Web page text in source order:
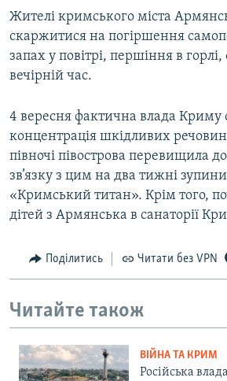
Жителі кримського міста
скаржитися на погіршення
запах у повітрі, першіння в горлі,
вечірній час.
4 вересня фактична влада Криму
концентрація шкідливих речовин
півночі півострова перевищила
зв’язку з цим на два тижні
«Кримський титан». Крім того,
дітей з Армянська в санаторії
Поділитись Читати без VPN
Читайте також
ВІЙНА ТА КРИМ
Російська